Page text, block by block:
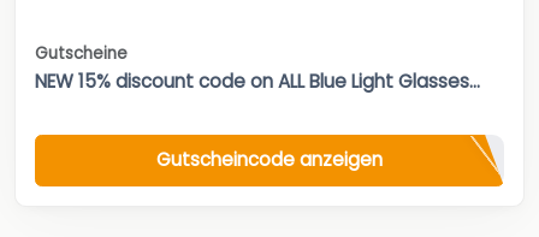
Gutscheine
NEW 15% discount code on ALL Blue Light Glasses...
Gutscheincode anzeigen